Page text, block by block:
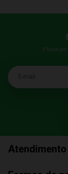
E fique
E-mail
Atendimento